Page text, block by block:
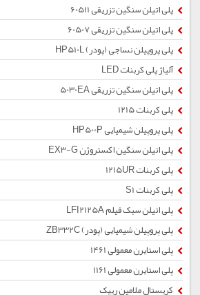
پلی اتیلن سنگین تزریقی 60511
پلی اتیلن سنگین تزریقی 60507
پلی پروپیلن نساجی (پودر) HP510L
آلیاژ پلی کربنات LED
پلی اتیلن سنگین تزریقی 5030EA
پلی کربنات 1215
پلی پروپیلن شیمیایی HP500P
پلی اتیلن سنگین اکستروژن EX3-G
پلی کربنات 1215UR
پلی کربنات S1
پلی اتیلن سبک فیلم LFI2125A
پلی پروپیلن شیمیایی (پودر) ZB332C
پلی استایرن معمولی 1461
پلی استایرن معمولی 1161
کریستال ملامین ریپک